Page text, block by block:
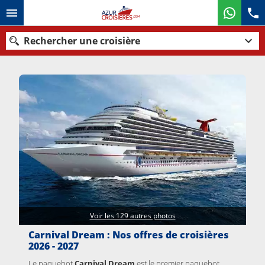
Rechercher une croisière
Nos destinations
Mois de départ
Ports Compagnies
Rechercher
Carnival Dream : Nos offres de croisières
2026 - 2027
Voir les 129 autres photos